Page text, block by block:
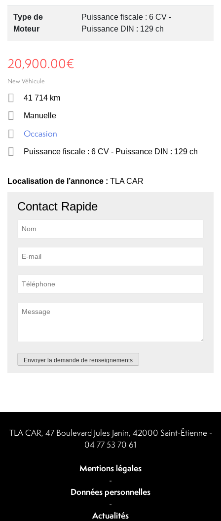
Type de
Moteur
Puissance fiscale : 6 CV -
Puissance DIN : 129 ch
20,900.00€
New Véhicule
41 714 km
Manuelle
Occasion
Puissance fiscale : 6 CV - Puissance DIN : 129 ch
Localisation de l’annonce : TLA CAR
Contact Rapide
Envoyer la demande de renseignements
TLA CAR, 47 Boulevard Jules Janin, 42000 Saint-Étienne -
04 77 53 70 61
Mentions légales
-
Données personnelles
-
Actualités